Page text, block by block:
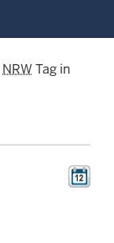
NRWTag in